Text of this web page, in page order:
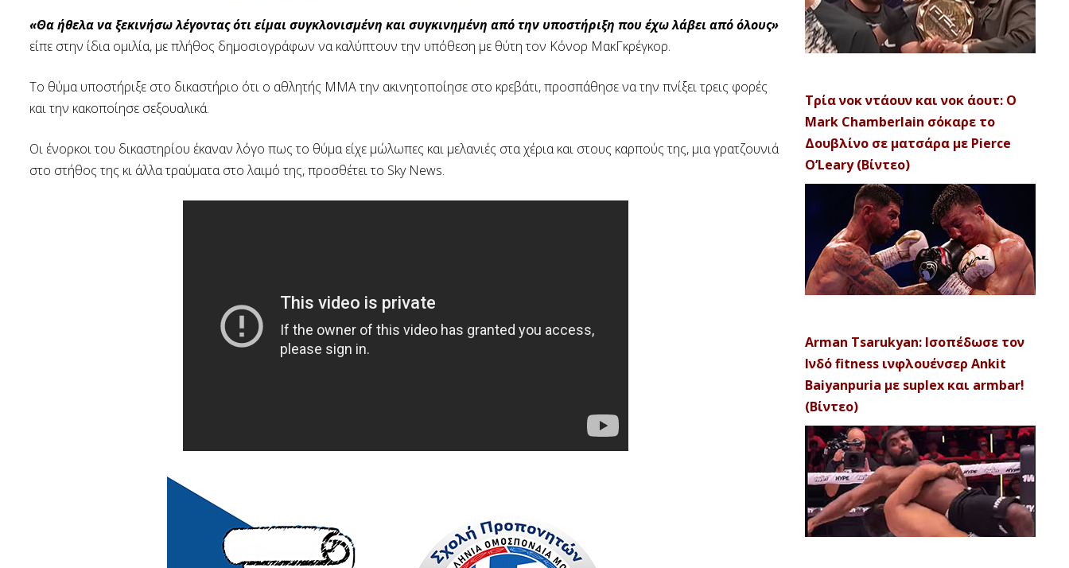
«Θα ήθελα να ξεκινήσω λέγοντας ότι είμαι συγκλονισμένη και συγκινημένη από την υποστήριξη που έχω λάβει από όλους»
είπε στην ίδια ομιλία, με πλήθος δημοσιογράφων να καλύπτουν την υπόθεση με θύτη τον Κόνορ ΜακΓκρέγκορ.
Το θύμα υποστήριξε στο δικαστήριο ότι ο αθλητής ΜΜΑ την ακινητοποίησε στο κρεβάτι, προσπάθησε να την πνίξει τρεις φορές
και την κακοποίησε σεξουαλικά.
Οι ένορκοι του δικαστηρίου έκαναν λόγο πως το θύμα είχε μώλωπες και μελανιές στα χέρια και στους καρπούς της, μια γρατζουνιά
στο στήθος της κι άλλα τραύματα στο λαιμό της, προσθέτει το Sky News.
Τρία νοκ ντάουν και νοκ άουτ: Ο
Mark Chamberlain σόκαρε το
Δουβλίνο σε ματσάρα με Pierce
O’Leary (Βίντεο)
Arman Tsarukyan: Ισοπέδωσε τον
Ινδό fitness ινφλουένσερ Ankit
Baiyanpuria με suplex και armbar!
(Βίντεο)